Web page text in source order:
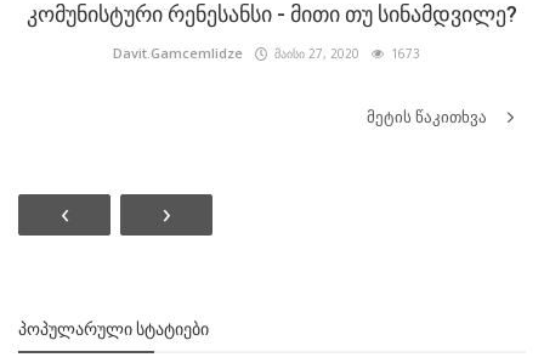
კომუნისტური რენესანსი - მითი თუ სინამდვილე?
Davit.Gamcemlidze მაისი 27, 2020 1673
მეტის წაკითხვა
‹ ›
ᲞᲝᲞᲣᲚᲐᲠᲣᲚᲘ ᲡᲢᲐᲢᲘᲔᲑᲘ